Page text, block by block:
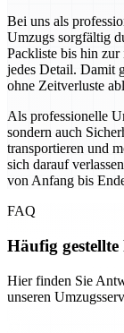
Bei uns als
Umzugs sorgfältig
Packliste bis hin
jedes Detail. Damit
ohne Zeitverluste
Als professionelle
sondern auch
transportieren und
sich darauf
von Anfang bis
FAQ
Häufig gestellte
Hier finden Sie
unseren